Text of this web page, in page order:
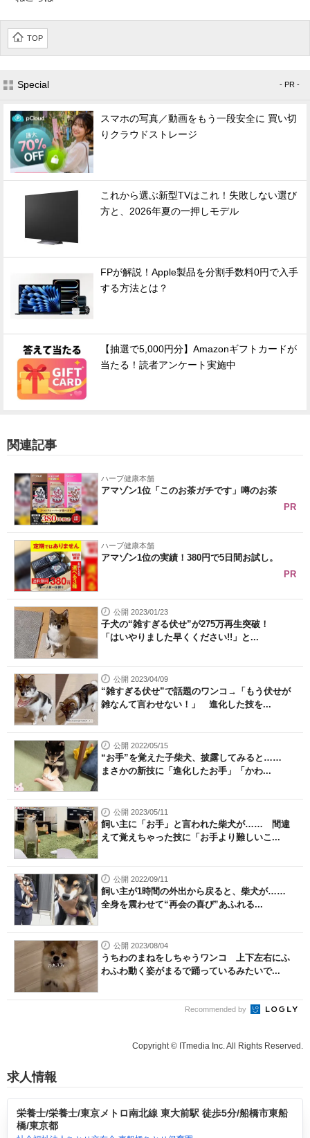
TOP
Special - PR -
スマホの写真／動画をもう一段安全に 買い切
りクラウドストレージ
これから選ぶ新型TVはこれ！失敗しない選び
方と、2026年夏の一押しモデル
FPが解説！Apple製品を分割手数料0円で入手
する方法とは？
【抽選で5,000円分】Amazonギフトカードが
当たる！読者アンケート実施中
関連記事
ハーブ健康本舗
アマゾン1位「このお茶ガチです」噂のお茶
PR
ハーブ健康本舗
アマゾン1位の実績！380円で5日間お試し。
PR
公開 2023/01/23
子犬の“雑すぎる伏せ”が275万再生突破！
「はいやりました早くください!!」と...
公開 2023/04/09
“雑すぎる伏せ”で話題のワンコ→「もう伏せが
雑なんて言わせない！」 進化した技を...
公開 2022/05/15
“お手”を覚えた子柴犬、披露してみると……
まさかの新技に「進化したお手」「かわ...
公開 2023/05/11
飼い主に「お手」と言われた柴犬が…… 間違
えて覚えちゃった技に「お手より難しいこ...
公開 2022/09/11
飼い主が1時間の外出から戻ると、柴犬が……
全身を震わせて“再会の喜び”あふれる...
公開 2023/08/04
うちわのまねをしちゃうワンコ 上下左右にふ
わふわ動く姿がまるで踊っているみたいで...
Recommended by
Copyright © ITmedia Inc. All Rights Reserved.
求人情報
栄養士/栄養士/東京メトロ南北線 東大前駅 徒歩5分/船橋市東船
橋/東京都